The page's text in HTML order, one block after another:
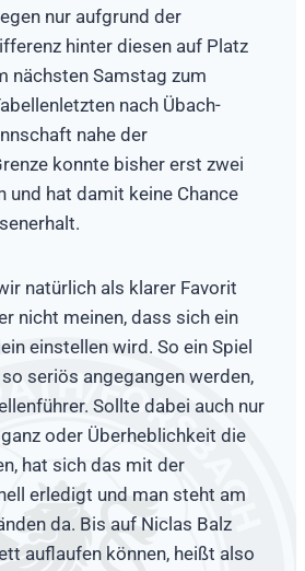
nur aufgrund der
hinter diesen auf Platz
nächsten Samstag zum
nach Übach-
nahe der
konnte bisher erst zwei
und hat damit keine Chance
natürlich als klarer Favorit
nicht meinen, dass sich ein
einstellen wird. So ein Spiel
seriös angegangen werden,
Sollte dabei auch nur
oder Überheblichkeit die
hat sich das mit der
erledigt und man steht am
da. Bis auf Niclas Balz
auflaufen können, heißt also